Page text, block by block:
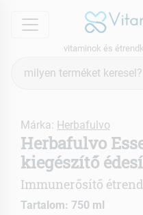
menu
vitaminok és
keresés
Márka: Herbafulvo
Herbafulvo
kiegészítő
Immunerősítő
Tartalom: 750 ml